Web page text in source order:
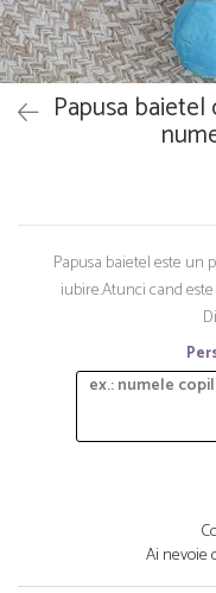
Papusi si accesorii
Trotinete
Trenulete si masinute
Unelte si bancuri de lucru
Papusa baietel
Papusa baietel este un
iubire.Atunci cand
Ai nevoie